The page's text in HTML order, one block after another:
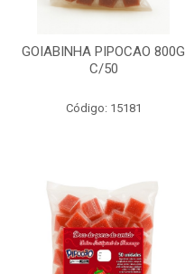
GOIABINHA PIPOCAO 800G
C/50
Código: 15181